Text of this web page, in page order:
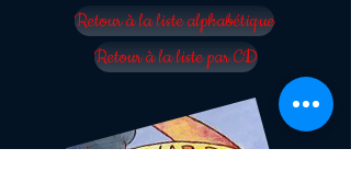
Retour à la liste alphabétique
Retour à la liste par CD